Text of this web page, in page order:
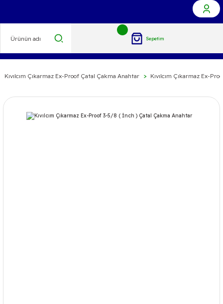
Sepetim
Kıvılcım Çıkarmaz Ex-Proof Çatal Çakma Anahtar Kıvılcım Çıkarmaz Ex-